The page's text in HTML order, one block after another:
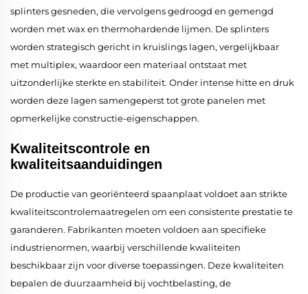
splinters gesneden, die vervolgens gedroogd en gemengd
worden met wax en thermohardende lijmen. De splinters
worden strategisch gericht in kruislings lagen, vergelijkbaar
met multiplex, waardoor een materiaal ontstaat met
uitzonderlijke sterkte en stabiliteit. Onder intense hitte en druk
worden deze lagen samengeperst tot grote panelen met
opmerkelijke constructie-eigenschappen.
Kwaliteitscontrole en
kwaliteitsaanduidingen
De productie van georiënteerd spaanplaat voldoet aan strikte
kwaliteitscontrolemaatregelen om een consistente prestatie te
garanderen. Fabrikanten moeten voldoen aan specifieke
industrienormen, waarbij verschillende kwaliteiten
beschikbaar zijn voor diverse toepassingen. Deze kwaliteiten
bepalen de duurzaamheid bij vochtbelasting, de